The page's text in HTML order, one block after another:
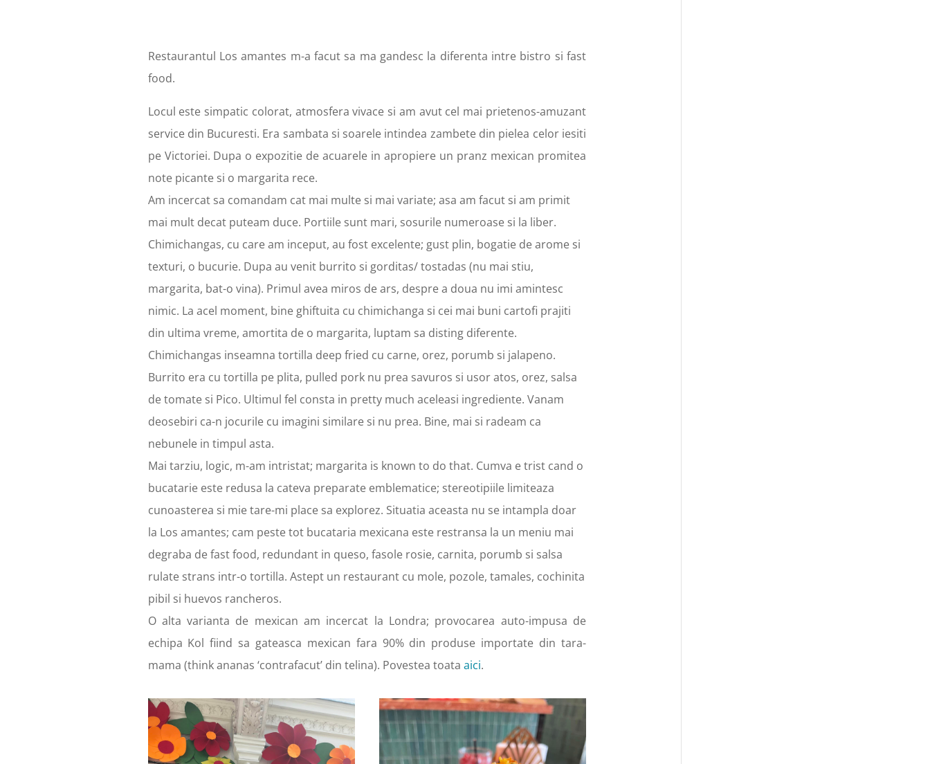
Restaurantul Los amantes m-a facut sa ma gandesc la diferenta intre bistro si fast
food.
Locul este simpatic colorat, atmosfera vivace si am avut cel mai prietenos-amuzant
service din Bucuresti. Era sambata si soarele intindea zambete din pielea celor iesiti
pe Victoriei. Dupa o expozitie de acuarele in apropiere un pranz mexican promitea
note picante si o margarita rece.
Am incercat sa comandam cat mai multe si mai variate; asa am facut si am primit
mai mult decat puteam duce. Portiile sunt mari, sosurile numeroase si la liber.
Chimichangas, cu care am inceput, au fost excelente; gust plin, bogatie de arome si
texturi, o bucurie. Dupa au venit burrito si gorditas/ tostadas (nu mai stiu,
margarita, bat-o vina). Primul avea miros de ars, despre a doua nu imi amintesc
nimic. La acel moment, bine ghiftuita cu chimichanga si cei mai buni cartofi prajiti
din ultima vreme, amortita de o margarita, luptam sa disting diferente.
Chimichangas inseamna tortilla deep fried cu carne, orez, porumb si jalapeno.
Burrito era cu tortilla pe plita, pulled pork nu prea savuros si usor atos, orez, salsa
de tomate si Pico. Ultimul fel consta in pretty much aceleasi ingrediente. Vanam
deosebiri ca-n jocurile cu imagini similare si nu prea. Bine, mai si radeam ca
nebunele in timpul asta.
Mai tarziu, logic, m-am intristat; margarita is known to do that. Cumva e trist cand o
bucatarie este redusa la cateva preparate emblematice; stereotipiile limiteaza
cunoasterea si mie tare-mi place sa explorez. Situatia aceasta nu se intampla doar
la Los amantes; cam peste tot bucataria mexicana este restransa la un meniu mai
degraba de fast food, redundant in queso, fasole rosie, carnita, porumb si salsa
rulate strans intr-o tortilla. Astept un restaurant cu mole, pozole, tamales, cochinita
pibil si huevos rancheros.
O alta varianta de mexican am incercat la Londra; provocarea auto-impusa de
echipa Kol fiind sa gateasca mexican fara 90% din produse importate din tara-
mama (think ananas ‘contrafacut’ din telina). Povestea toata aici.